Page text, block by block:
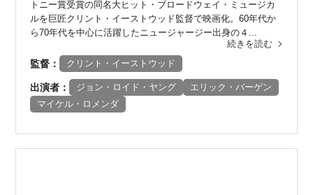
トニー賞受賞の同名大ヒット・ブロードウェイ・ミュージカ
ルを巨匠クリント・イーストウッド監督で映画化。60年代か
ら70年代を中心に活躍したニュージャージー出身の４...
続きを読む
監督： クリント・イーストウッド
出演者： ジョン・ロイド・ヤング
エリック・バーゲン
マイケル・ロメンダ